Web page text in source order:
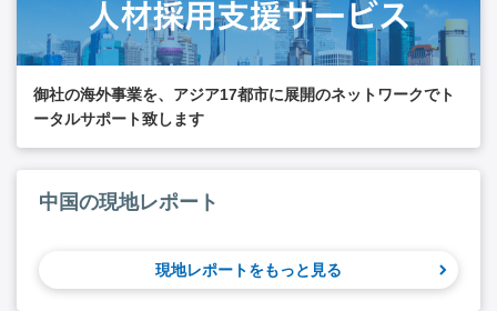
御社の海外事業を、アジア17都市に展開のネットワークでト
ータルサポート致します
中国の現地レポート
現地レポートをもっと見る